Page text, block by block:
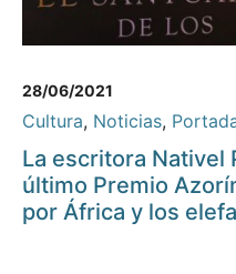
28/06/2021
Cultura, Noticias,
La escritora Nativel
último Premio
por África y los